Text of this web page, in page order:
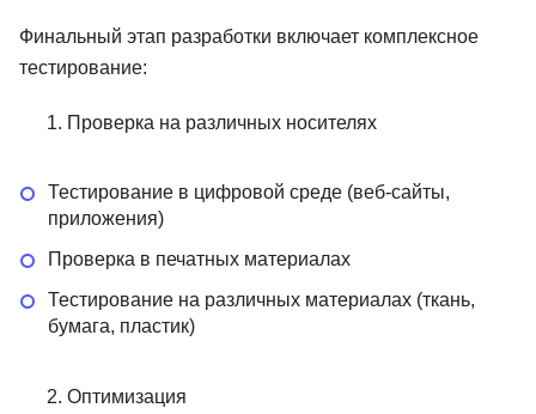
Финальный этап разработки включает комплексное
тестирование:
Проверка на различных носителях
Тестирование в цифровой среде (веб-сайты,
приложения)
Проверка в печатных материалах
Тестирование на различных материалах (ткань,
бумага, пластик)
Оптимизация